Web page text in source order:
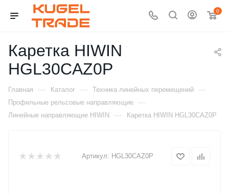
0
Каретка HIWIN
HGL30CAZ0P
Главная — Каталог — Техника линейных перемещений —
Профильные рельсовые направляющие —
Линейные направляющие HIWIN — Каретка HIWIN HGL30CAZ0P
Артикул: HGL30CAZ0P